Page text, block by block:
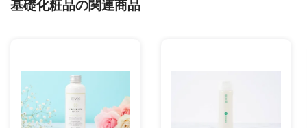
基礎化粧品の関連商品